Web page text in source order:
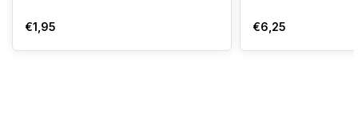
€1,95 €6,25